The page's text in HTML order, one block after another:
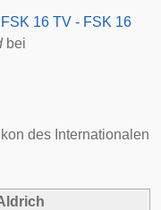
FSK 16 TV - FSK 16
bei
des Internationalen